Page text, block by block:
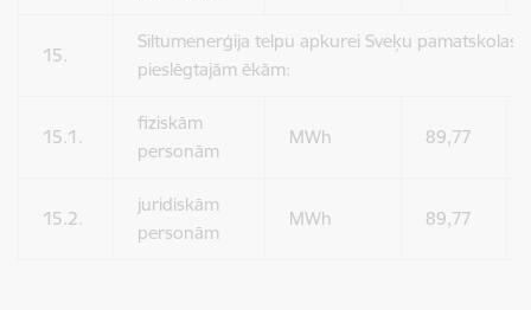
15.
Siltumenerģija telpu apkurei Sveķu pamatskolas
pieslēgtajām ēkām:
15.1.
fiziskām
personām
MWh 89,77
15.2.
juridiskām
personām
MWh 89,77